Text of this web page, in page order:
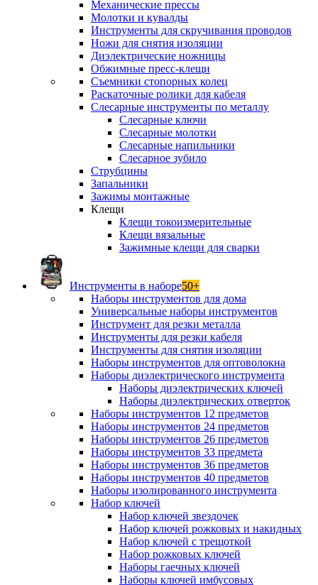
Механические прессы
Молотки и кувалды
Инструменты для скручивания проводов
Ножи для снятия изоляции
Диэлектрические ножницы
Обжимные пресс-клещи
Съемники стопорных колец
Раскаточные ролики для кабеля
Слесарные инструменты по металлу
Слесарные ключи
Слесарные молотки
Слесарные напильники
Слесарное зубило
Струбцины
Запальники
Зажимы монтажные
Клещи
Клещи токоизмерительные
Клещи вязальные
Зажимные клещи для сварки
Инструменты в наборе50+
Наборы инструментов для дома
Универсальные наборы инструментов
Инструмент для резки металла
Инструменты для резки кабеля
Инструменты для снятия изоляции
Наборы инструментов для оптоволокна
Наборы диэлектрического инструмента
Наборы диэлектрических ключей
Наборы диэлектрических отверток
Наборы инструментов 12 предметов
Наборы инструментов 24 предметов
Наборы инструментов 26 предметов
Наборы инструментов 33 предмета
Наборы инструментов 36 предметов
Наборы инструментов 40 предметов
Наборы изолированного инструмента
Набор ключей
Набор ключей звездочек
Набор ключей рожковых и накидных
Набор ключей с трещоткой
Набор рожковых ключей
Наборы гаечных ключей
Наборы ключей имбусовых